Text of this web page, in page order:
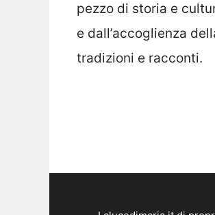
pezzo di storia e
e dall’accoglienza
tradizioni e racconti.